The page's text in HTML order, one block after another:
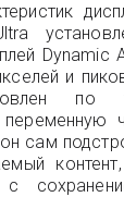
Dynamic
и
по
сам
с